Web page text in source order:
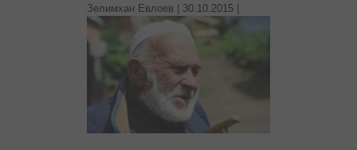
Зелимхан Евлоев | 30.10.2015